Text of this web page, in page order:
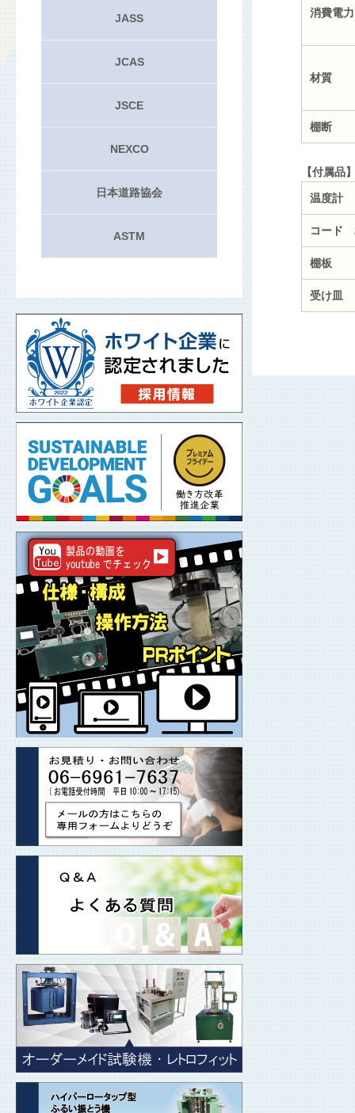
消費電力
材質
棚断
【付属品
温度計
コード
棚板
受け皿
JASS
JCAS
JSCE
NEXCO
日本道路協会
ASTM